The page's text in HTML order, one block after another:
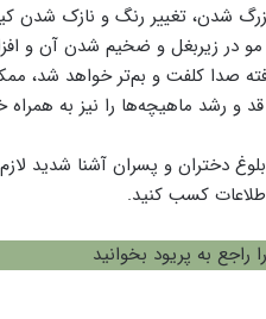
شدن، تغییر رنگ و نازک شدن
در زیربغل و ضخیم شدن آن و
صدا کلفت و بم‌تر خواهد شد،
و رشد ماهیچه‌ها را نیز به
دختران و پسران آشنا شدید
کسب کنید.
راجع به پریود بخوانید